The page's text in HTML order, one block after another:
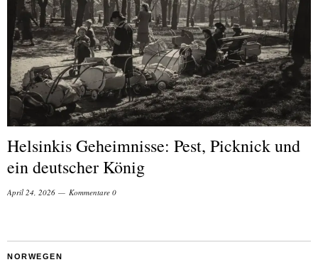
Helsinkis Geheimnisse: Pest, Picknick und
ein deutscher König
April 24, 2026 Kommentare 0
NORWEGEN